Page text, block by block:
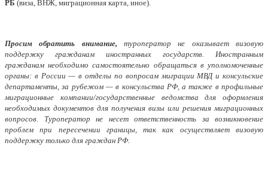
РБ (виза, ВНЖ, миграционная карта, иное).
Просим обратить внимание, туроператор не оказывает визовую
поддержку гражданам иностранных государств. Иностранным
гражданам необходимо самостоятельно обращаться в уполномоченные
органы: в России — в отделы по вопросам миграции МВД и консульские
департаменты, за рубежом — в консульства РФ, а также в профильные
миграционные компании/государственные ведомства для оформления
необходимых документов для получения визы или решения миграционных
вопросов. Туроператор не несет ответственность за возникновение
проблем при пересечении границы, так как осуществляет визовую
поддержку только для граждан РФ.